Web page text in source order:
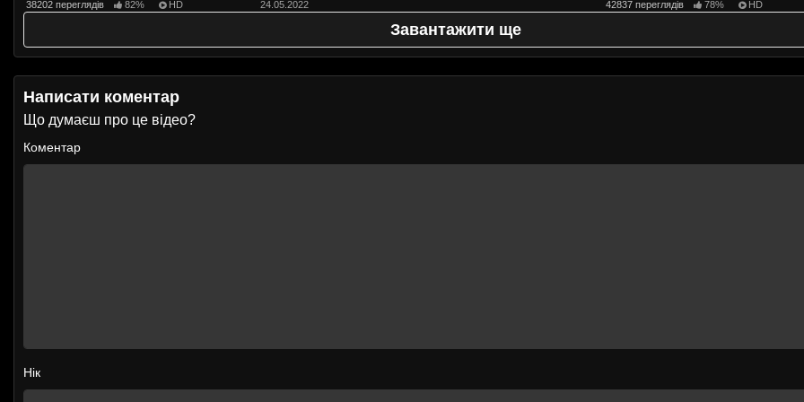
38202 переглядів 82% HD 24.05.2022 42837 переглядів 78% HD
Завантажити ще
Написати коментар
Що думаєш про це відео?
Коментар
Нік